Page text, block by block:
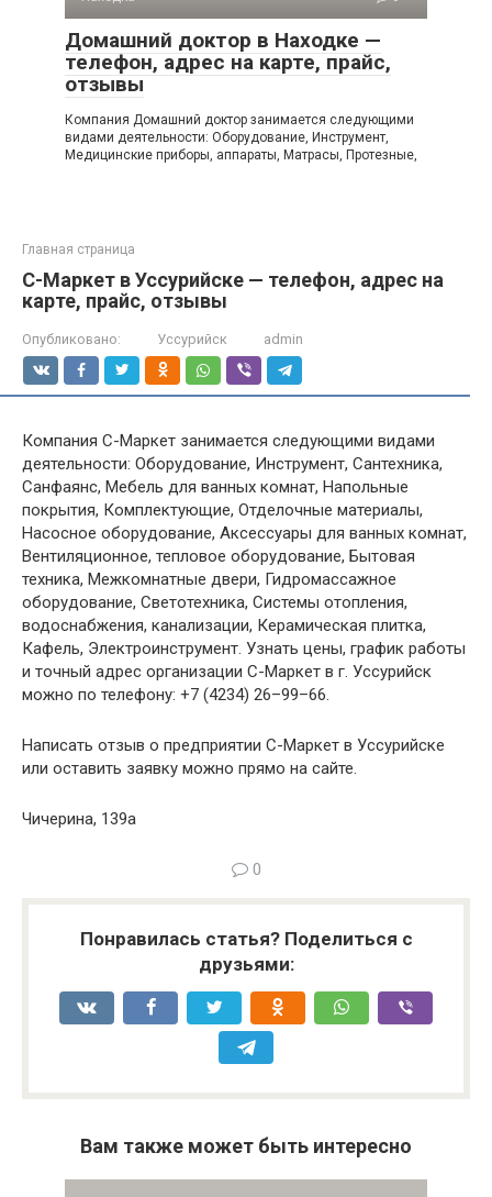
Домашний доктор в Находке —
телефон, адрес на карте, прайс,
отзывы
Компания Домашний доктор занимается следующими
видами деятельности: Оборудование, Инструмент,
Медицинские приборы, аппараты, Матрасы, Протезные,
Главная страница
С-Маркет в Уссурийске — телефон, адрес на
карте, прайс, отзывы
Опубликовано: Уссурийск admin
Компания С-Маркет занимается следующими видами
деятельности: Оборудование, Инструмент, Сантехника,
Санфаянс, Мебель для ванных комнат, Напольные
покрытия, Комплектующие, Отделочные материалы,
Насосное оборудование, Аксессуары для ванных комнат,
Вентиляционное, тепловое оборудование, Бытовая
техника, Межкомнатные двери, Гидромассажное
оборудование, Светотехника, Системы отопления,
водоснабжения, канализации, Керамическая плитка,
Кафель, Электроинструмент. Узнать цены, график работы
и точный адрес организации С-Маркет в г. Уссурийск
можно по телефону: +7 (4234) 26–99–66.
Написать отзыв о предприятии С-Маркет в Уссурийске
или оставить заявку можно прямо на сайте.
Чичерина, 139а
0
Понравилась статья? Поделиться с
друзьями:
Вам также может быть интересно